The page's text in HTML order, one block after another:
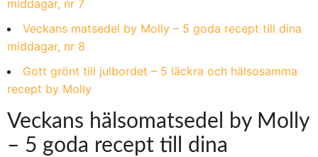
middagar, nr 7
Veckans matsedel by Molly – 5 goda recept till dina
middagar, nr 8
Gott grönt till julbordet – 5 läckra och hälsosamma
recept by Molly
Veckans hälsomatsedel by Molly
– 5 goda recept till dina